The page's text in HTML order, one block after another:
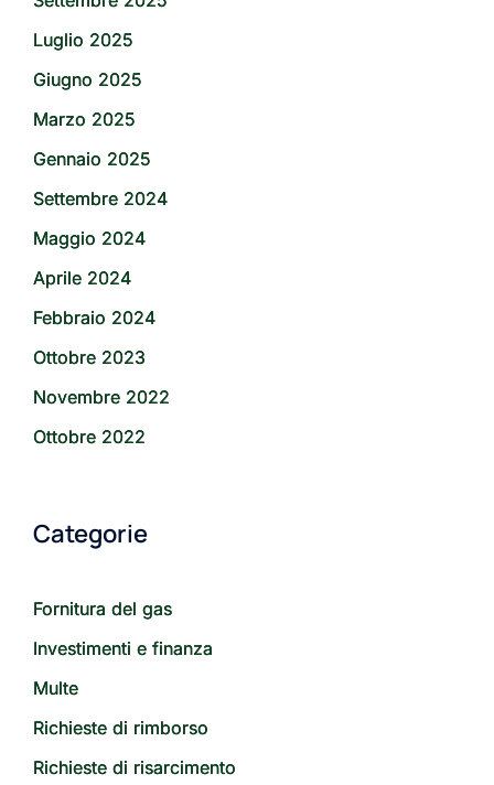
Luglio 2025
Giugno 2025
Marzo 2025
Gennaio 2025
Settembre 2024
Maggio 2024
Aprile 2024
Febbraio 2024
Ottobre 2023
Novembre 2022
Ottobre 2022
Categorie
Fornitura del gas
Investimenti e finanza
Multe
Richieste di rimborso
Richieste di risarcimento